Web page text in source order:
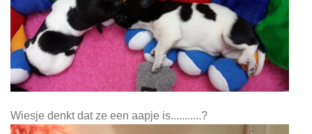
Wiesje denkt dat ze een aapje is...........?